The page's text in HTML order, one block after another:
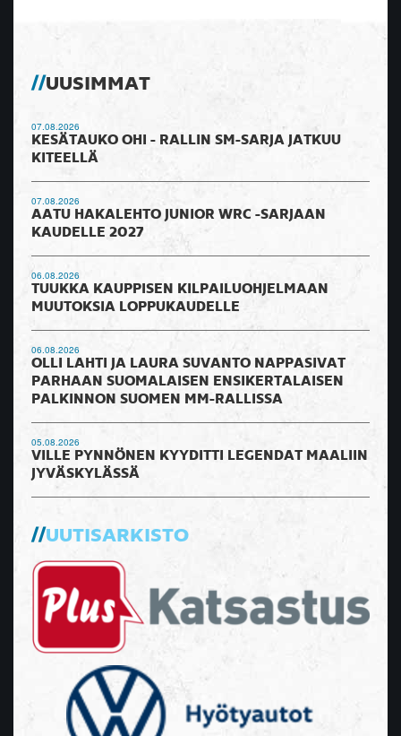
UUSIMMAT
07.08.2026
KESÄTAUKO OHI - RALLIN SM-SARJA JATKUU
KITEELLÄ
07.08.2026
AATU HAKALEHTO JUNIOR WRC -SARJAAN
KAUDELLE 2027
06.08.2026
TUUKKA KAUPPISEN KILPAILUOHJELMAAN
MUUTOKSIA LOPPUKAUDELLE
06.08.2026
OLLI LAHTI JA LAURA SUVANTO NAPPASIVAT
PARHAAN SUOMALAISEN ENSIKERTALAISEN
PALKINNON SUOMEN MM-RALLISSA
05.08.2026
VILLE PYNNÖNEN KYYDITTI LEGENDAT MAALIIN
JYVÄSKYLÄSSÄ
UUTISARKISTO